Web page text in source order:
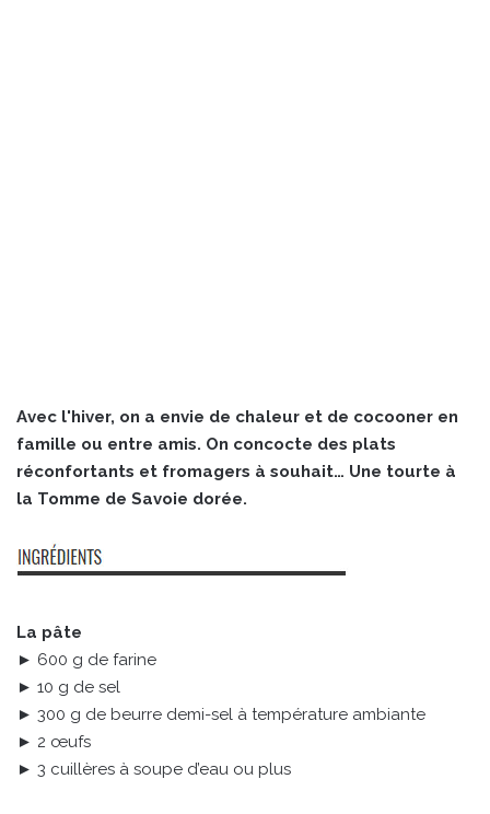
Avec l'hiver, on a envie de chaleur et de cocooner en
famille ou entre amis. On concocte des plats
réconfortants et fromagers à souhait… Une tourte à
la Tomme de Savoie dorée.
La pâte
► 600 g de farine
► 10 g de sel
► 300 g de beurre demi-sel à température ambiante
► 2 œufs
► 3 cuillères à soupe d’eau ou plus